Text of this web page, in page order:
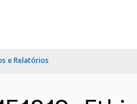
e Relatórios